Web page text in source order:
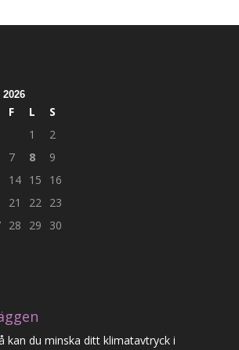
F L
S
1
2
7 8
9
14 15
16
21 22 23
28 29
30
kan du minska ditt klimatavtryck i